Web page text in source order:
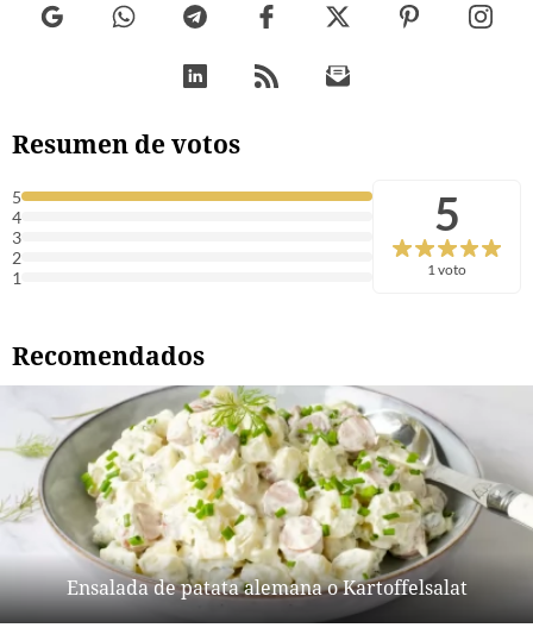
Resumen de votos
5
4
3
2
1
5
1 voto
Recomendados
Ensalada de patata alemana o Kartoffelsalat